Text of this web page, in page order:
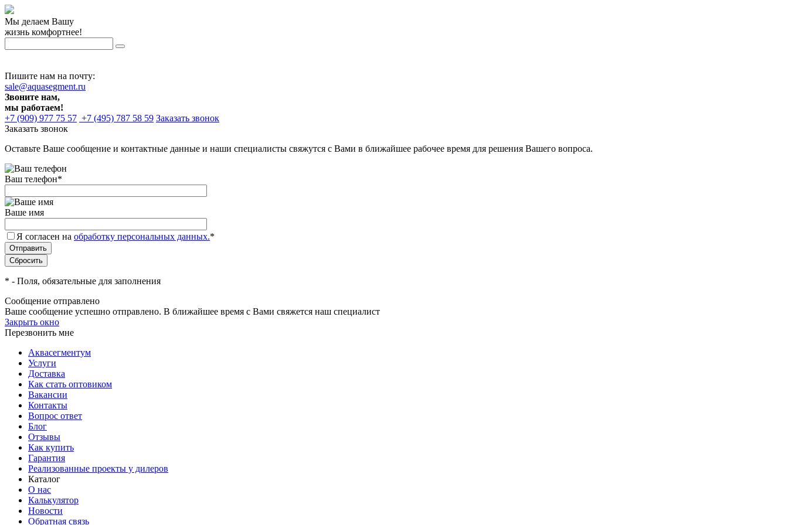
Мы делаем Вашу
жизнь комфортнее!
Пишите нам на почту:
sale@aquasegment.ru
Звоните нам,
мы работаем!
+7 (909) 977 75 57 +7 (495) 787 58 59 Заказать звонок
Заказать звонок
Оставьте Ваше сообщение и контактные данные и наши специалисты свяжутся с Вами в ближайшее рабочее время для решения Вашего вопроса.
Ваш телефон*
Ваше имя
Я согласен на обработку персональных данных.*
* - Поля, обязательные для заполнения
Сообщение отправлено
Ваше сообщение успешно отправлено. В ближайшее время с Вами свяжется наш специалист
Закрыть окно
Перезвонить мне
Аквасегментум
Услуги
Доставка
Как стать оптовиком
Вакансии
Контакты
Вопрос ответ
Блог
Отзывы
Как купить
Гарантия
Реализованные проекты у дилеров
Каталог
О нас
Калькулятор
Новости
Обратная связь